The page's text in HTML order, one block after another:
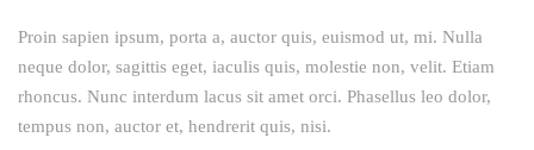
Proin sapien ipsum, porta a, auctor quis, euismod ut, mi. Nulla
neque dolor, sagittis eget, iaculis quis, molestie non, velit. Etiam
rhoncus. Nunc interdum lacus sit amet orci. Phasellus leo dolor,
tempus non, auctor et, hendrerit quis, nisi.